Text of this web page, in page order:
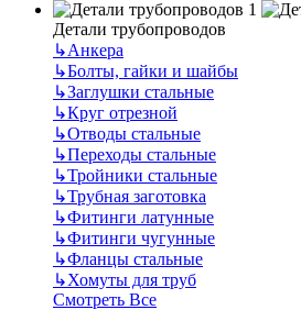
Детали трубопроводов
↳Анкера
↳Болты, гайки и шайбы
↳Заглушки стальные
↳Круг отрезной
↳Отводы стальные
↳Переходы стальные
↳Тройники стальные
↳Трубная заготовка
↳Фитинги латунные
↳Фитинги чугунные
↳Фланцы стальные
↳Хомуты для труб
Смотреть Все